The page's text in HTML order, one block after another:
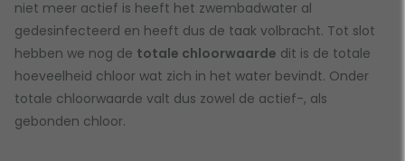
niet meer actief is heeft het zwembadwater al
gedesinfecteerd en heeft dus de taak volbracht. Tot slot
hebben we nog de totale chloorwaarde dit is de totale
hoeveelheid chloor wat zich in het water bevindt. Onder
totale chloorwaarde valt dus zowel de actief-, als
gebonden chloor.